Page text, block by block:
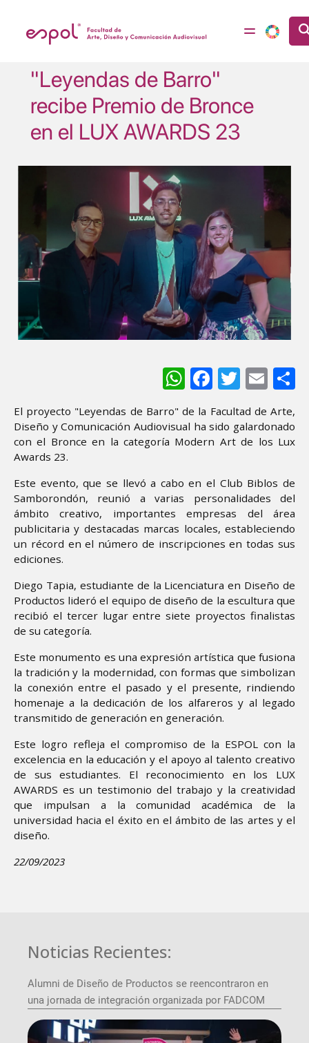
"Leyendas de Barro"
recibe Premio de Bronce
en el LUX AWARDS 23
Image
WhatsApp
Facebook
Twitter
El proyecto "Leyendas de Barro" de la Facultad de Arte,
Diseño y Comunicación Audiovisual ha sido galardonado
con el Bronce en la categoría Modern Art de los Lux
Awards 23.
Este evento, que se llevó a cabo en el Club Biblos de
Samborondón, reunió a varias personalidades del
ámbito creativo, importantes empresas del área
publicitaria y destacadas marcas locales, estableciendo
un récord en el número de inscripciones en todas sus
ediciones.
Diego Tapia, estudiante de la Licenciatura en Diseño de
Productos lideró el equipo de diseño de la escultura que
recibió el tercer lugar entre siete proyectos finalistas
de su categoría.
Este monumento es una expresión artística que fusiona
la tradición y la modernidad, con formas que simbolizan
la conexión entre el pasado y el presente, rindiendo
homenaje a la dedicación de los alfareros y al legado
transmitido de generación en generación.
Este logro refleja el compromiso de la ESPOL con la
excelencia en la educación y el apoyo al talento creativo
de sus estudiantes. El reconocimiento en los LUX
AWARDS es un testimonio del trabajo y la creatividad
que impulsan a la comunidad académica de la
universidad hacia el éxito en el ámbito de las artes y el
diseño.
22/09/2023
Noticias Recientes:
Alumni de Diseño de Productos se reencontraron en
una jornada de integración organizada por FADCOM